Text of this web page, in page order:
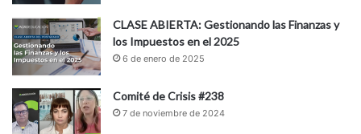
CLASE ABIERTA: Gestionando las Finanzas y
los Impuestos en el 2025
6 de enero de 2025
Comité de Crisis #238
7 de noviembre de 2024